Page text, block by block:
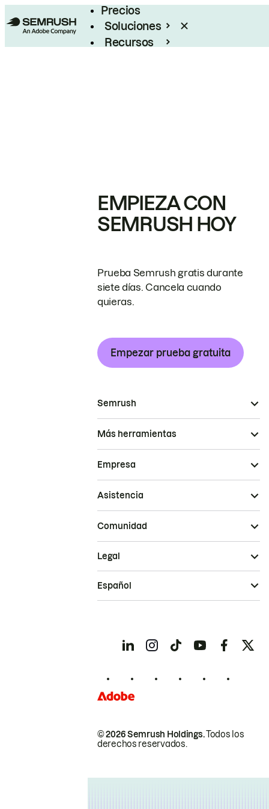
Precios
Soluciones
Recursos
EMPIEZA CON
SEMRUSH HOY
Prueba Semrush gratis durante
siete días. Cancela cuando
quieras.
Empezar prueba gratuita
Semrush
Más herramientas
Empresa
Asistencia
Comunidad
© 2026 Semrush Holdings.Todos los
derechos reservados.
Legal
Español